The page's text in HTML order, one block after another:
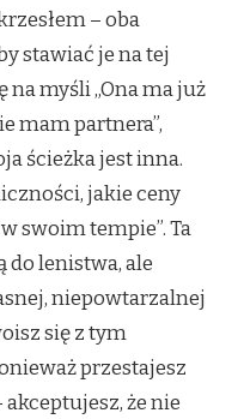
– oba
stawiać je na tej
na myśli „Ona ma już
mam partnera”,
ścieżka jest inna.
jakie ceny
w swoim tempie”. Ta
lenistwa, ale
niepowtarzalnej
się z tym
przestajesz
że nie